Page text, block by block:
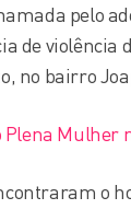
pelo
de violência
no bairro
Plena Mulher
o